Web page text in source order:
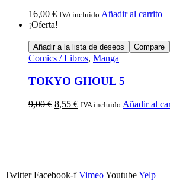
16,00 € IVA incluido Añadir al carrito
¡Oferta!
Añadir a la lista de deseos Compare
Comics / Libros, Manga
TOKYO GHOUL 5
9,00€ 8,55 € IVA incluido Añadir al
Twitter Facebook-f VimeoYoutubeYelp